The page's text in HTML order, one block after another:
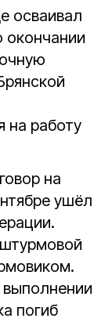
осваивал
окончании
на работу
на
ушёл
выполнении
погиб